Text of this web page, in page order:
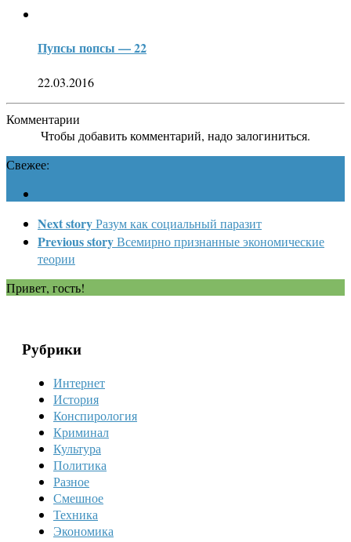
Пупсы попсы — 22
22.03.2016
Комментарии
Чтобы добавить комментарий, надо залогиниться.
Свежее:
Next storyРазум как социальный паразит
Previous storyВсемирно признанные экономические
теории
Привет, гость!
Рубрики
Интернет
История
Конспирология
Криминал
Культура
Политика
Разное
Смешное
Техника
Экономика